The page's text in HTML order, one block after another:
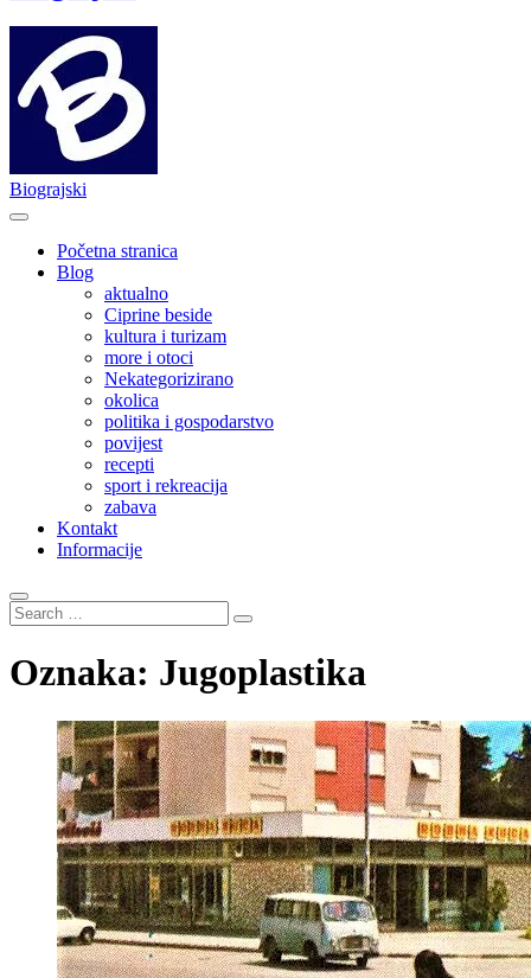
Biograjski
Početna stranica
Blog
aktualno
Ciprine beside
kultura i turizam
more i otoci
Nekategorizirano
okolica
politika i gospodarstvo
povijest
recepti
sport i rekreacija
zabava
Kontakt
Informacije
Search
…
Oznaka: Jugoplastika